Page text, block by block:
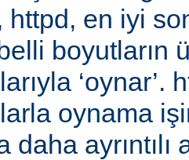
httpd, en iyi
boyutların
‘oynar’.
oynama
daha ayrıntılı